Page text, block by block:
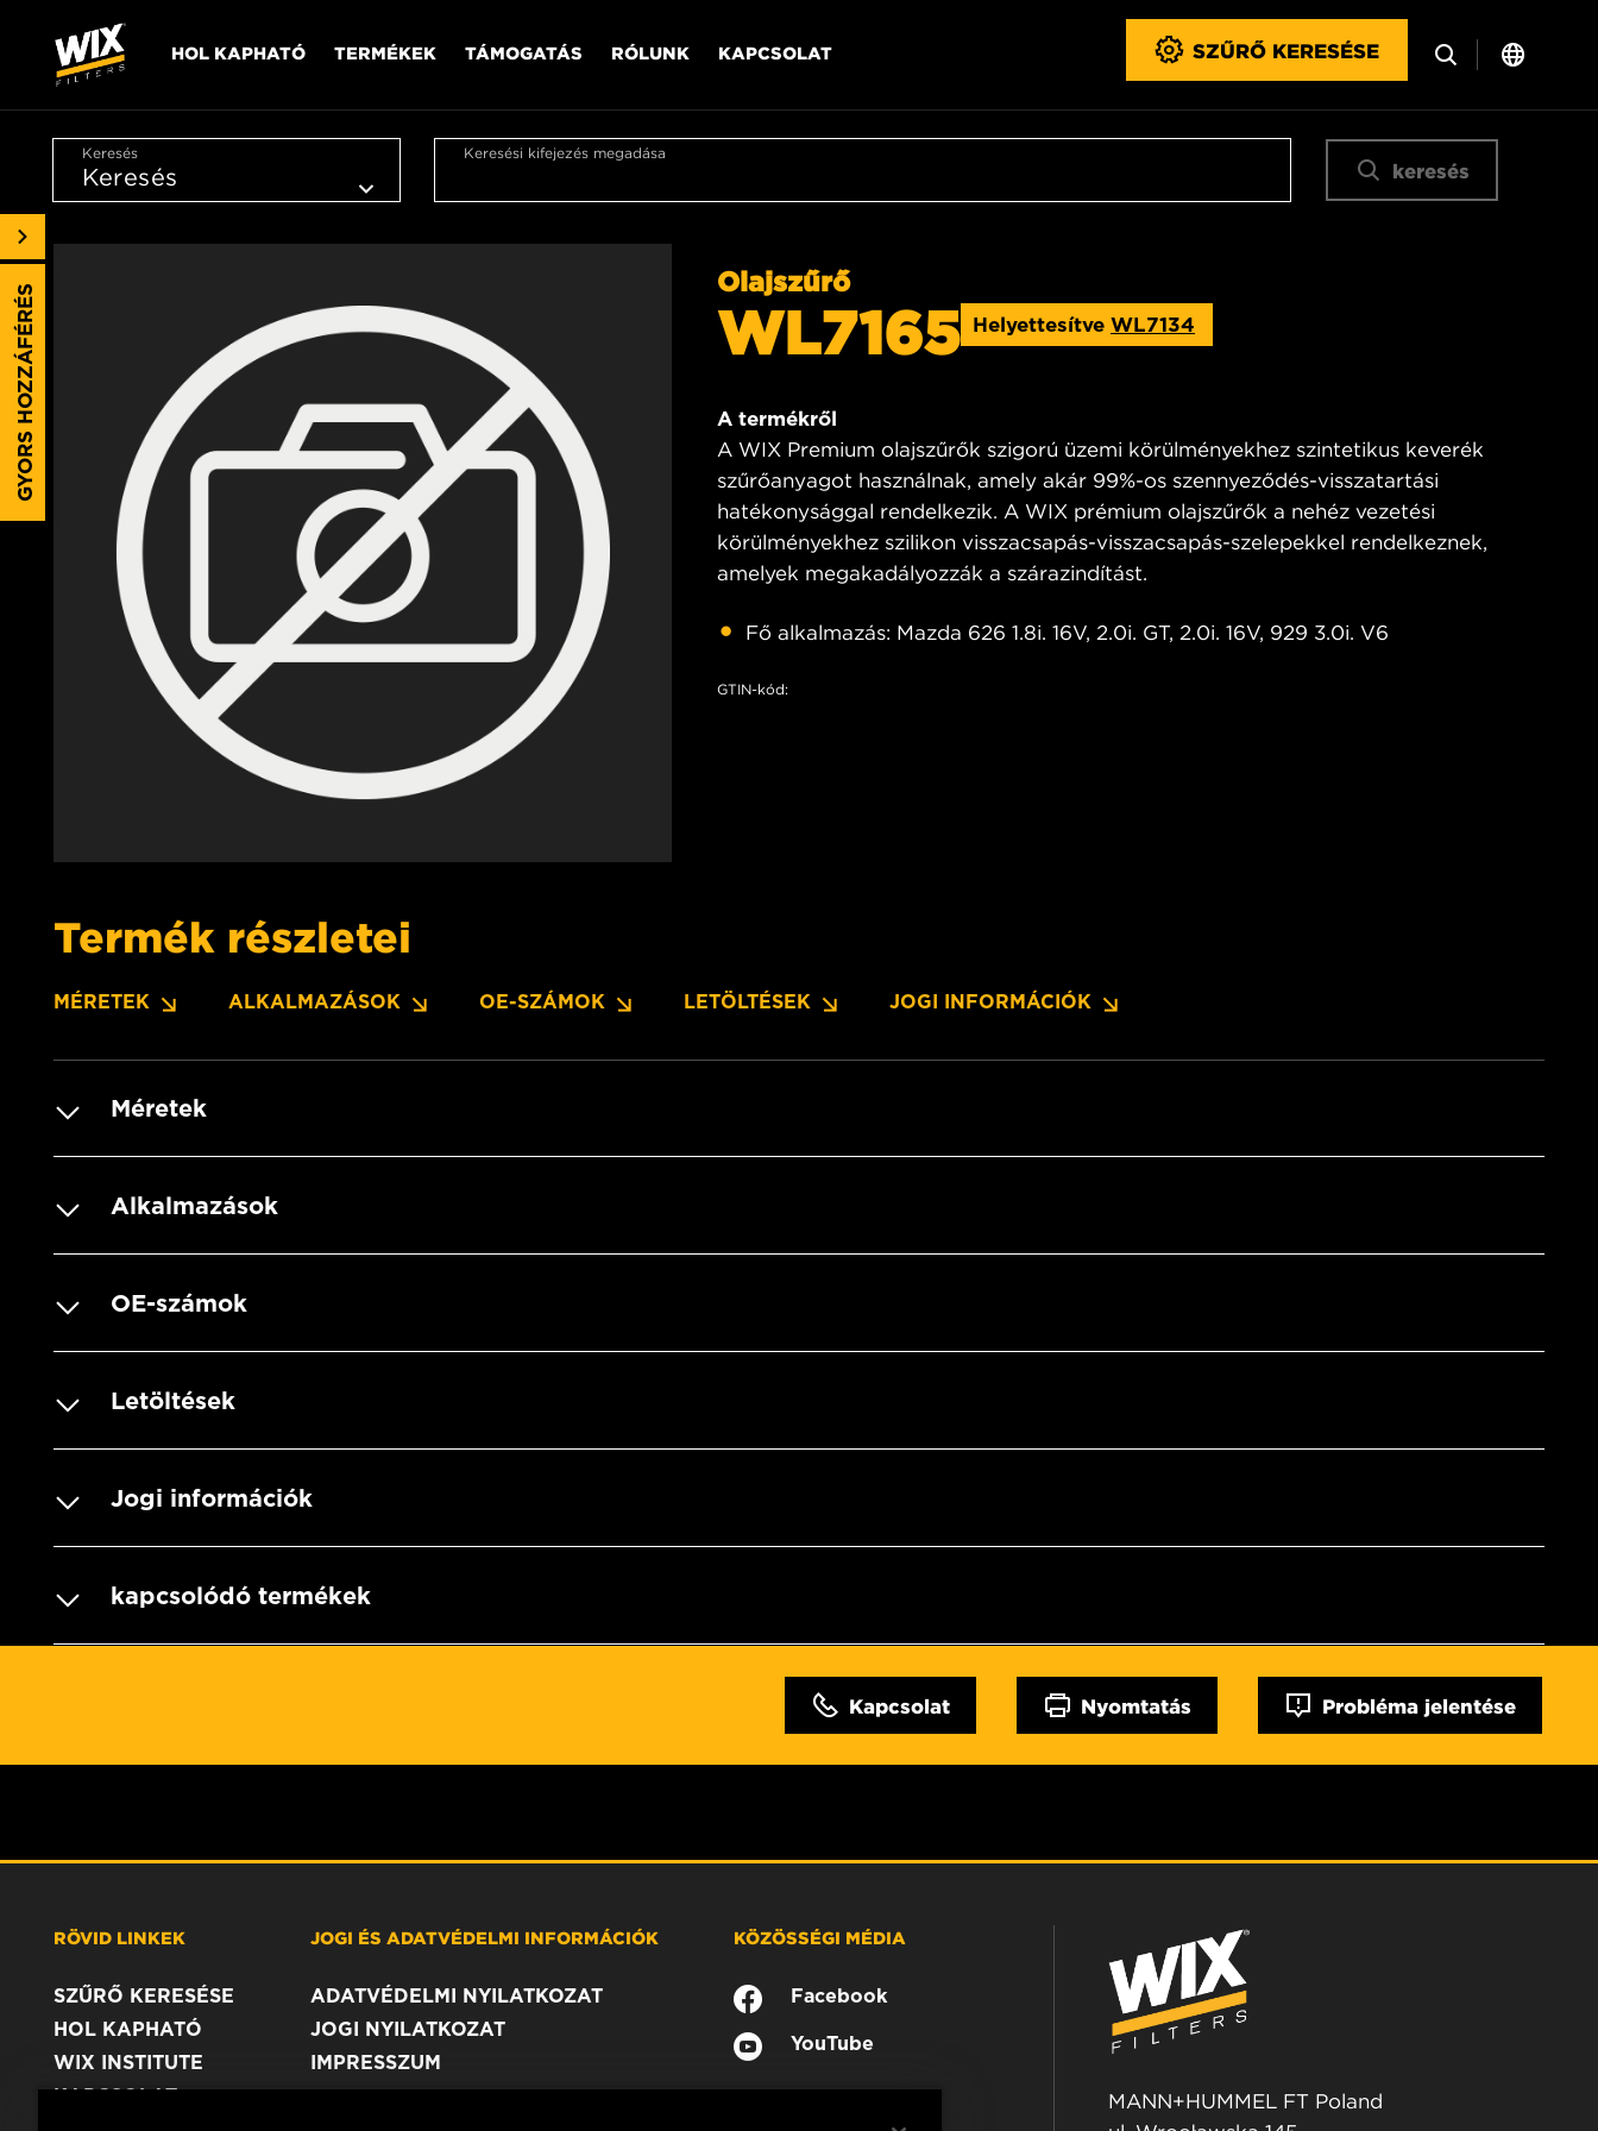
HOL KAPHATÓ TERMÉKEK TÁMOGATÁS RÓLUNK KAPCSOLAT SZŰRŐ KERESÉSE
Keresés Keresési kifejezés megadása
keresés
Olajszűrő
WL7165 Helyettesítve WL7134
A termékről
A WIX Premium olajszűrők szigorú üzemi körülményekhez szintetikus keverék
szűrőanyagot használnak, amely akár 99%-os szennyeződés-visszatartási
hatékonysággal rendelkezik. A WIX prémium olajszűrők a nehéz vezetési
körülményekhez szilikon visszacsapás-visszacsapás-szelepekkel rendelkeznek,
amelyek megakadályozzák a szárazindítást.
Fő alkalmazás: Mazda 626 1.8i. 16V, 2.0i. GT, 2.0i. 16V, 929 3.0i. V6
GTIN-kód:
Termék részletei
MÉRETEK ALKALMAZÁSOK OE-SZÁMOK LETÖLTÉSEK JOGI INFORMÁCIÓK
Méretek
Alkalmazások
OE-számok
Letöltések
Jogi információk
kapcsolódó termékek
Kapcsolat Nyomtatás Probléma jelentése
GYORS HOZZÁFÉRÉS
RÖVID LINKEK
SZŰRŐ KERESÉSE
HOL KAPHATÓ
WIX INSTITUTE
KAPCSOLAT
JOGI ÉS ADATVÉDELMI INFORMÁCIÓK
ADATVÉDELMI NYILATKOZAT
JOGI NYILATKOZAT
IMPRESSZUM
KÖZÖSSÉGI MÉDIA
Facebook
YouTube
MANN+HUMMEL FT Poland